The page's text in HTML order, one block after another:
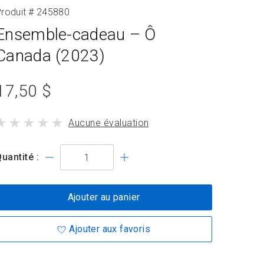
# 245880
cadeau – Ô
(2023)
$
le
Aucune évaluation
:
Ajouter au panier
Ajouter aux favoris